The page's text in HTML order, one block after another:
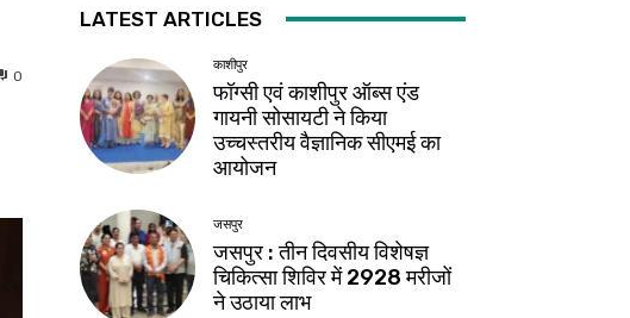
0
LATEST ARTICLES
काशीपुर
फॉग्सी एवं काशीपुर ऑब्स एंड
गायनी सोसायटी ने किया
उच्चस्तरीय वैज्ञानिक सीएमई का
आयोजन
जसपुर
जसपुर : तीन दिवसीय विशेषज्ञ
चिकित्सा शिविर में 2928 मरीजों
ने उठाया लाभ